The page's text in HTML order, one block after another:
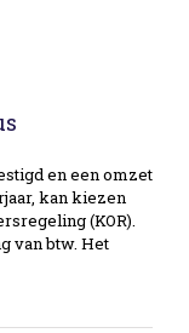
en een omzet
kan kiezen
(KOR).
van btw. Het